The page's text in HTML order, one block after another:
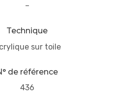
–
Technique
sur toile
de référence
436